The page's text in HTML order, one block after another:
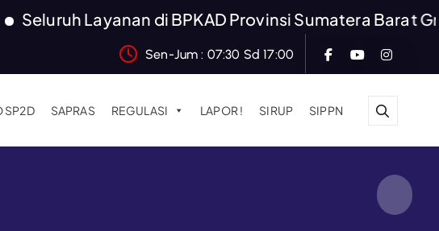
Layanan di BPKAD Provinsi Sumatera Barat Gratis
Sen-Jum : 07:30 Sd 17:00
SP2D SAPRAS REGULASI LAPOR ! SIRUP SIPPN